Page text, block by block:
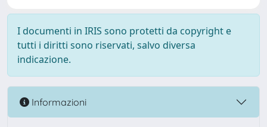
I documenti in IRIS sono protetti da copyright e
tutti i diritti sono riservati, salvo diversa
indicazione.
Informazioni